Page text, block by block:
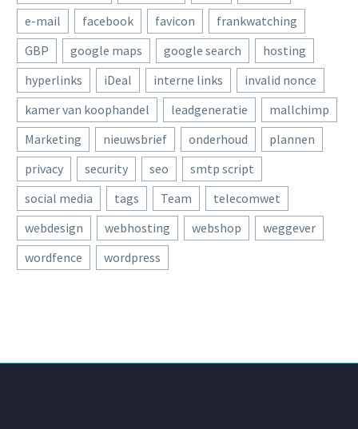
e-mail facebook favicon
frankwatching
GBP
google maps google search
hosting
hyperlinks
iDeal interne links
invalid nonce
kamer van koophandel
leadgeneratie
mallchimp
Marketing
nieuwsbrief onderhoud
plannen
privacy
security seo
smtp script
social media
tags Team
telecomwet
webdesign
webhosting webshop
weggever
wordfence
wordpress